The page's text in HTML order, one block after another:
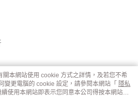
本網站使用 cookie 方式之詳情，及若您不希
變更電腦的 cookie 設定，請參閱本網站「 隱私
使用本網站即表示您同意本公司得按本網站使